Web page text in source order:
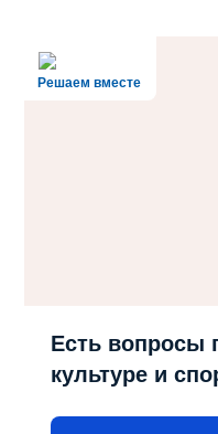
Решаем вместе
Есть вопросы
культуре и